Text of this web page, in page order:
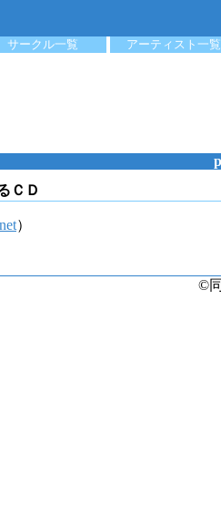
サークル一覧 アーティスト一覧
ＣＤ
）
©